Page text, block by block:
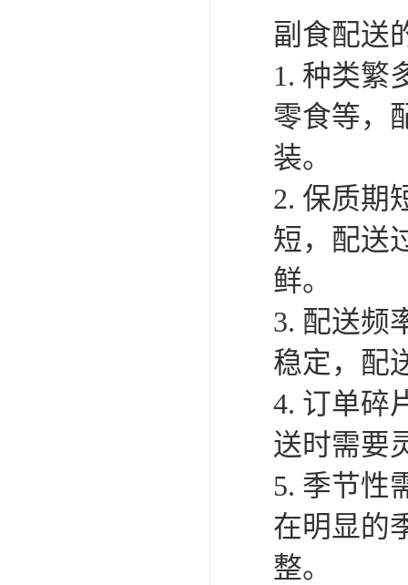
副食配送
1. 种类繁
零食等，
装。
2. 保质期
短，配送
鲜。
3. 配送频
稳定，配
4. 订单碎
送时需要
5. 季节性
在明显的
整。